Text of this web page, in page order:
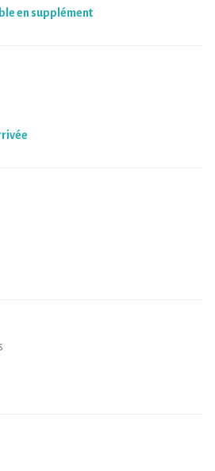
pour s'imprégner encore un peu plus
vivre un séjour reposant et à faible
en supplément